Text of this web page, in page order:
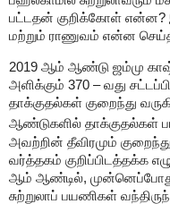
பட்டதன் குறிக்கோள் என்ன?
மற்றும் ராணுவம் என்ன
2019 ஆம் ஆண்டு ஜம்மு
அளிக்கும் 370 –வது
தாக்குதல்கள் குறைந்து
ஆண்டுகளில் தாக்குதல்கள்
அவற்றின் தீவிரமும்
வர்த்தகம் குறிப்பிடத்தக்க
ஆம் ஆண்டில்,
சுற்றுலாப் பயணிகள்